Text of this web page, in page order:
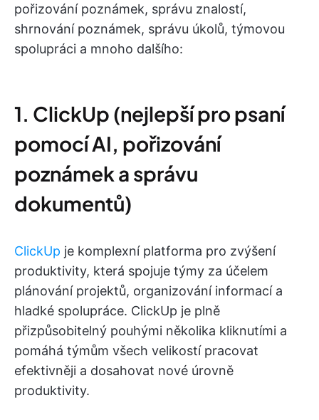
pořizování poznámek, správu znalostí,
shrnování poznámek, správu úkolů, týmovou
spolupráci a mnoho dalšího:
1. ClickUp (nejlepší pro psaní
pomocí AI, pořizování
poznámek a správu
dokumentů)
ClickUp je komplexní platforma pro zvýšení
produktivity, která spojuje týmy za účelem
plánování projektů, organizování informací a
hladké spolupráce. ClickUp je plně
přizpůsobitelný pouhými několika kliknutími a
pomáhá týmům všech velikostí pracovat
efektivněji a dosahovat nové úrovně
produktivity.